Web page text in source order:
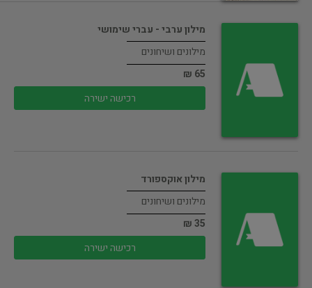
מילון ערבי - עברי שימושי
מילונים ושיחונים
65 ₪
רכישה ישירה
מילון אוקספורד
מילונים ושיחונים
35 ₪
רכישה ישירה